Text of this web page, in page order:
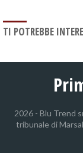
TI POTREBBE
2026 - Blu Trend
tribunale di